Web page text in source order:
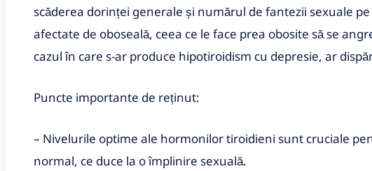
scăderea dorinței generale și numărul de fantezii sexuale
afectate de oboseală, ceea ce le face prea obosite să se
cazul în care s-ar produce hipotiroidism cu depresie, ar
Puncte importante de reținut:
– Nivelurile optime ale hormonilor tiroidieni sunt cruciale
normal, ce duce la o împlinire sexuală.